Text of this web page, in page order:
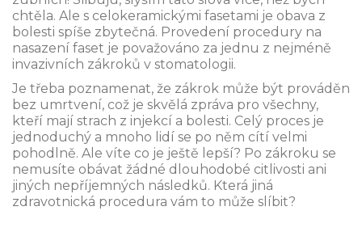
chtěla. Ale s celokeramickými fasetami je obava z
bolesti spíše zbytečná. Provedení procedury na
nasazení faset je považováno za jednu z nejméně
invazivních zákroků v stomatologii.
Je třeba poznamenat, že zákrok může být prováděn
bez umrtvení, což je skvělá zpráva pro všechny,
kteří mají strach z injekcí a bolesti. Celý proces je
jednoduchý a mnoho lidí se po něm cítí velmi
pohodlně. Ale víte co je ještě lepší? Po zákroku se
nemusíte obávat žádné dlouhodobé citlivosti ani
jiných nepříjemných následků. Která jiná
zdravotnická procedura vám to může slíbit?